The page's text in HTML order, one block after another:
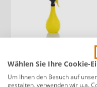
Wählen Sie Ihre Cookie-
Um Ihnen den Besuch auf
gestalten, verwenden wir u.a.